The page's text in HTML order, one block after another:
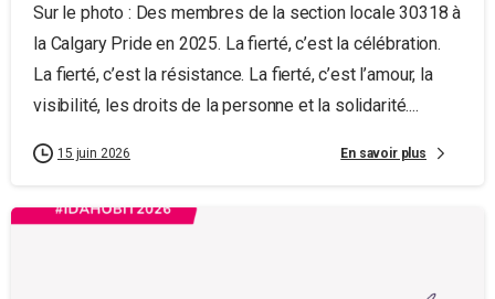
Sur le photo : Des membres de la section locale 30318 à
la Calgary Pride en 2025. La fierté, c’est la célébration.
La fierté, c’est la résistance. La fierté, c’est l’amour, la
visibilité, les droits de la personne et la solidarité....
15 juin 2026 En savoir plus